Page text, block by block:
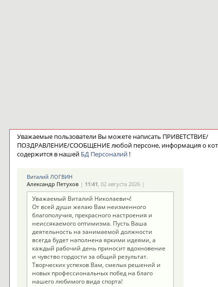
Уважаемые пользователи Вы можете написать ПРИВЕТСТВИЕ/
ПОЗДРАВЛЕНИЕ/СООБЩЕНИЕ любой персоне, информация о
содержится в нашей БД Персоналий!
Виталий ЛОГВИН
Александр Петухов| 11:41, 02 августа 2026 |
Уважаемый Виталий Николаевич!
От всей души желаю Вам неизменного
благополучия, прекрасного настроения и
неиссякаемого оптимизма. Пусть Ваша
деятельность на занимаемой должности
всегда будет наполнена яркими идеями, а
каждый рабочий день приносит вдохновение
и чувство гордости за общий результат.
Творческих успехов Вам, смелых решений и
новых профессиональных побед на благо
нашего любимого вида спорта!